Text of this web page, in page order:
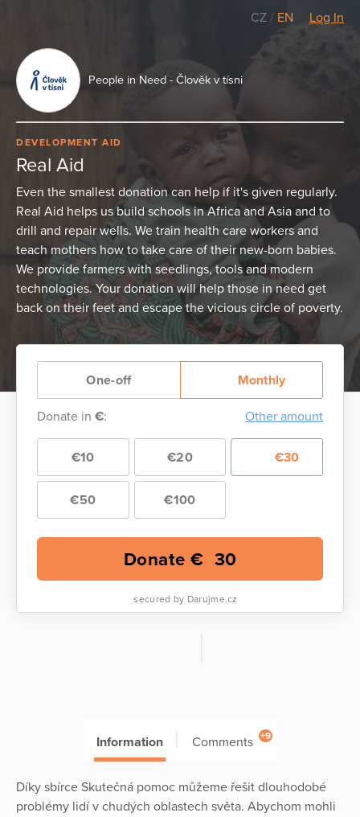
CZ / EN Log In
People in Need - Člověk v tísni
DEVELOPMENT AID
Real Aid
Even the smallest donation can help if it's given regularly.
Real Aid helps us build schools in Africa and Asia and to
drill and repair wells. We train health care workers and
teach mothers how to take care of their new-born babies.
We provide farmers with seedlings, tools and modern
technologies. Your donation will help those in need get
back on their feet and escape the vicious circle of poverty.
One-off Monthly
Donate in €: Other amount
€10 €20 €30
€50 €100
Donate € 30
secured by Darujme.cz
Information Comments +9
Díky sbírce Skutečná pomoc můžeme řešit dlouhodobé
problémy lidí v chudých oblastech světa. Abychom mohli